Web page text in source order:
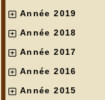
Année 2019
Année 2018
Année 2017
Année 2016
Année 2015